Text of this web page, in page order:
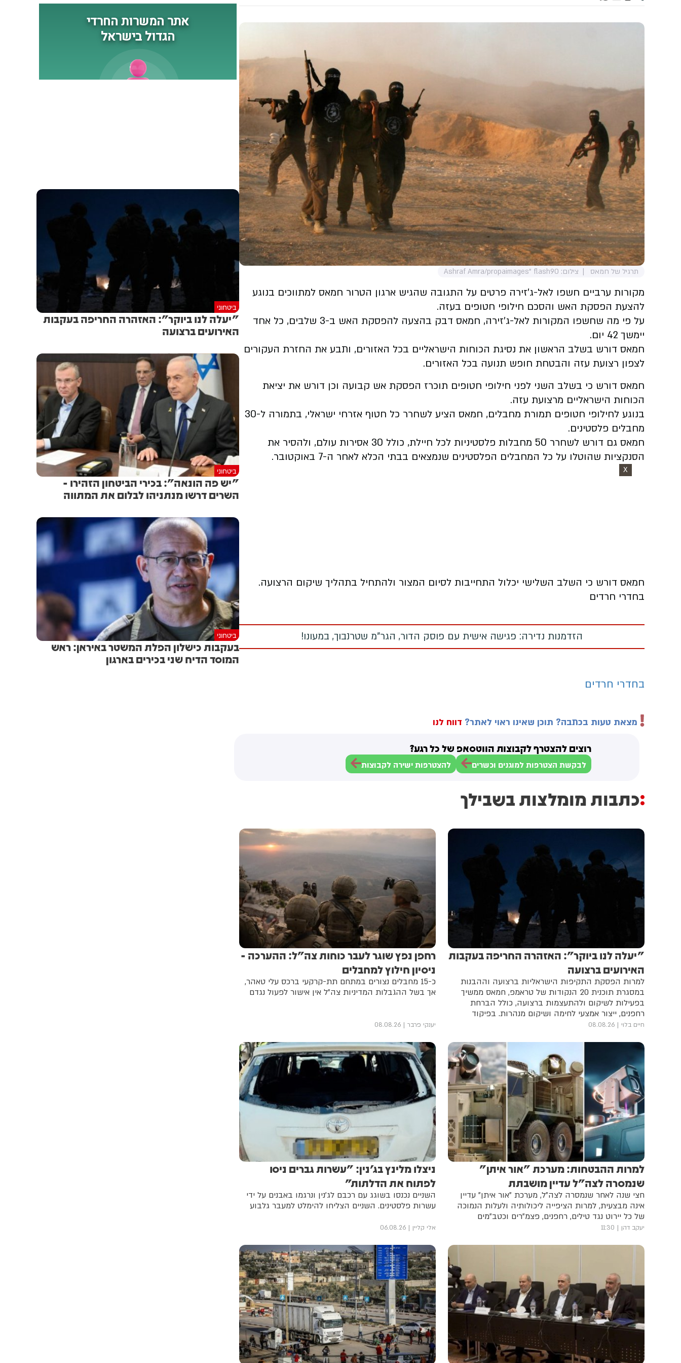
תרגיל של חמאס צילום: Ashraf Amra/propaimages" flash90
מקורות ערביים חשפו לאל-ג'זירה פרטים על התגובה שהגיש ארגון הטרור חמאס למתווכים בנוגע
להצעת הפסקת האש והסכם חילופי חטופים בעזה.
על פי מה שחשפו המקורות לאל-ג'זירה, חמאס דבק בהצעה להפסקת האש ב-3 שלבים, כל אחד
יימשך 42 יום.
חמאס דורש בשלב הראשון את נסיגת הכוחות הישראליים בכל האזורים, ותבע את החזרת העקורים
לצפון רצועת עזה והבטחת חופש תנועה בכל האזורים.
חמאס דורש כי בשלב השני לפני חילופי חטופים תוכרז הפסקת אש קבועה וכן דורש את יציאת
הכוחות הישראליים מרצועת עזה.
בנוגע לחילופי חטופים תמורת מחבלים, חמאס הציע לשחרר כל חטוף אזרחי ישראלי, בתמורה ל-30
מחבלים פלסטינים.
חמאס גם דורש לשחרר 50 מחבלות פלסטיניות לכל חיילת, כולל 30 אסירות עולם, ולהסיר את
הסנקציות שהוטלו על כל המחבלים הפלסטינים שנמצאים בבתי הכלא לאחר ה-7 באוקטובר.
X
חמאס דורש כי השלב השלישי יכלול התחייבות לסיום המצור ולהתחיל בתהליך שיקום הרצועה.
בחדרי חרדים
הזדמנות נדירה: פגישה אישית עם פוסק הדור, הגר"מ שטרנבוך, במעונו!
בחדרי חרדים
מצאת טעות בכתבה? תוכן שאינו ראוי לאתר? דווח לנו
רוצים להצטרף לקבוצות הווטסאפ של כל רגע?
לבקשת הצטרפות למוגנים וכשרים להצטרפות ישירה לקבוצות
כתבות מומלצות בשבילך
"יעלה לנו ביוקר": האזהרה החריפה בעקבות
האירועים ברצועה
למרות הפסקת התקיפות הישראליות ברצועה וההבנות
במסגרת תוכנית 20 הנקודות של טראמפ, חמאס ממשיך
בפעילות לשיקום ולהתעצמות ברצועה, כולל הברחת
רחפנים, ייצור אמצעי לחימה ושיקום מנהרות. בפיקוד
הדרום מעבירים דיווחים יומיים למועצת השלום ולאמריקנים
חיים בלוי 08.08.26
רחפן נפץ שוגר לעבר כוחות צה"ל: ההערכה -
ניסיון חילוץ למחבלים
כ-15 מחבלים נצורים במתחם תת-קרקעי ברכס עלי טאהר,
אך בשל ההגבלות המדיניות צה"ל אין אישור לפעול נגדם
יענקי פרבר 08.08.26
למרות ההבטחות: מערכת "אור איתן"
שנמסרה לצה"ל עדיין מושבתת
חצי שנה לאחר שנמסרה לצה”ל, מערכת ”אור איתן” עדיין
אינה מבצעית, למרות הציפייה ליכולותיה ולעלות הנמוכה
של כל יירוט נגד טילים, רחפנים, פצמ"רים וכטב"מים
יעקב דהן 11:30
ניצלו מלינץ בג'נין: "עשרות גברים ניסו
לפתוח את הדלתות"
השניים נכנסו בשוגג עם רכבם לג'נין ונרגמו באבנים על ידי
עשרות פלסטינים. השניים הצליחו להימלט למעבר גלבוע
אלי קליין 06.08.26
ביטחוני
"יעלה לנו ביוקר": האזהרה החריפה בעקבות
האירועים ברצועה
ביטחוני
"יש פה הונאה": בכירי הביטחון הזהירו -
השרים דרשו מנתניהו לבלום את המתווה
ביטחוני
בעקבות כישלון הפלת המשטר באיראן: ראש
המוסד הדיח שני בכירים בארגון